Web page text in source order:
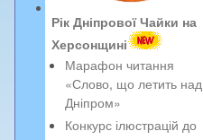
Рік Дніпрової Чайки на
Херсонщині
Марафон читання
«Слово, що летить над
Дніпром»
Конкурс ілюстрацій до